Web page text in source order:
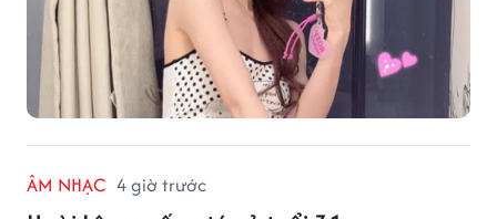
ÂM NHẠC 4 giờ trước